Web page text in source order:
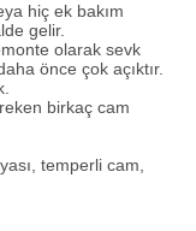
hiç ek bakım
gelir.
olarak sevk
önce çok açıktır.
birkaç cam
temperli cam,